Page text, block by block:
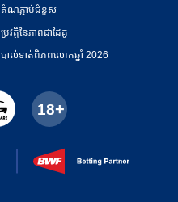
តំណភ្ជាប់ជំនួស
ប្រវត្តិនៃភាពជាដៃគូ
​បាល់ទាត់​ពិភពលោកឆ្នាំ 2026